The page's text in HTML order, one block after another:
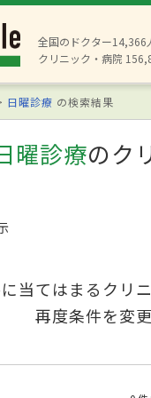
全国のドクター14,366
クリニック・病院
日曜診療 の検索結果
曜診療のク
当てはまるクリ
再度条件を変